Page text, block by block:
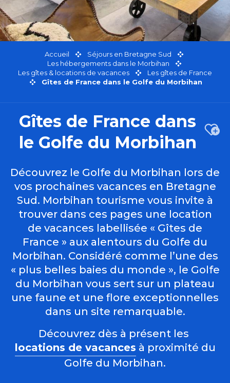
Accueil
Séjours en Bretagne Sud
Les hébergements dans le Morbihan
Les gîtes & locations de vacances
Les gîtes de France
Gîtes de France dans le Golfe du Morbihan
Gîtes de France dans
le Golfe du Morbihan
Découvrez le Golfe du Morbihan lors de
vos prochaines vacances en Bretagne
Sud. Morbihan tourisme vous invite à
trouver dans ces pages une location
de vacances labellisée « Gîtes de
France » aux alentours du Golfe du
Morbihan. Considéré comme l’une des
« plus belles baies du monde », le Golfe
du Morbihan vous sert sur un plateau
une faune et une flore exceptionnelles
dans un site remarquable.
Découvrez dès à présent les
locations de vacances à proximité du
Golfe du Morbihan.